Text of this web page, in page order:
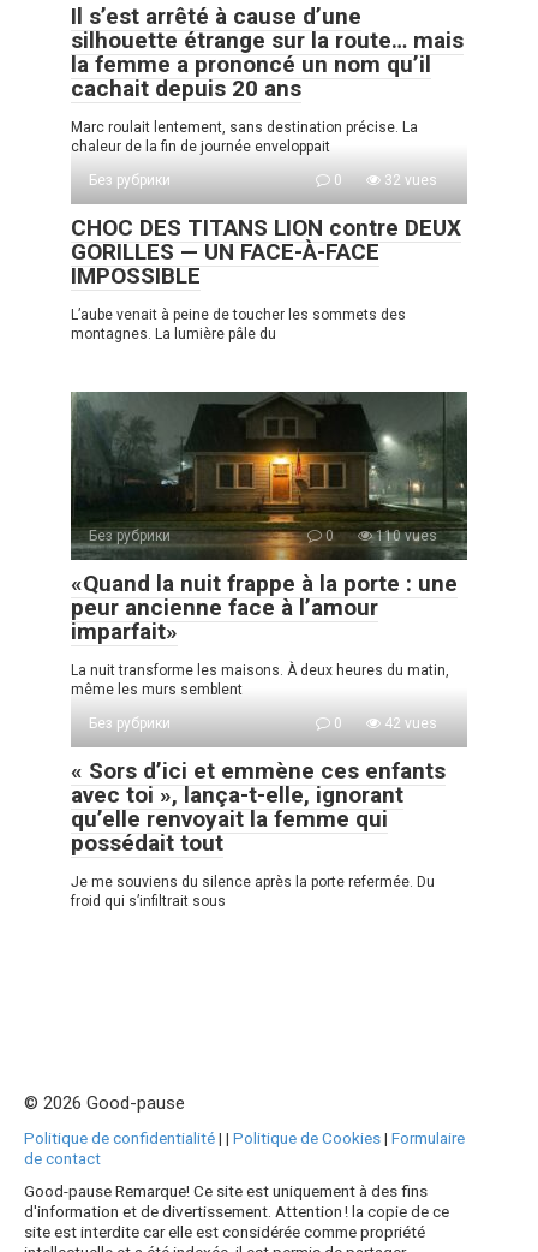
Il s’est arrêté à cause d’une
silhouette étrange sur la route… mais
la femme a prononcé un nom qu’il
cachait depuis 20 ans
Marc roulait lentement, sans destination précise. La
chaleur de la fin de journée enveloppait
Без рубрики
0 32 vues
CHOC DES TITANS LION contre DEUX
GORILLES — UN FACE-À-FACE
IMPOSSIBLE
L’aube venait à peine de toucher les sommets des
montagnes. La lumière pâle du
Без рубрики 0 110 vues
«Quand la nuit frappe à la porte : une
peur ancienne face à l’amour
imparfait»
La nuit transforme les maisons. À deux heures du matin,
même les murs semblent
Без рубрики
0 42 vues
« Sors d’ici et emmène ces enfants
avec toi », lança-t-elle, ignorant
qu’elle renvoyait la femme qui
possédait tout
Je me souviens du silence après la porte refermée. Du
froid qui s’infiltrait sous
© 2026 Good-pause
Politique de confidentialité| | Politique de Cookies| Formulaire
de contact
Good-pause Remarque! Ce site est uniquement à des fins
d'information et de divertissement. Attention ! la copie de ce
site est interdite car elle est considérée comme propriété